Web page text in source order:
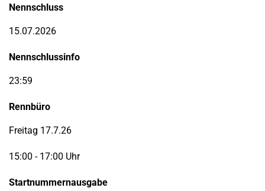
Nennschluss
15.07.2026
Nennschlussinfo
23:59
Rennbüro
Freitag 17.7.26
15:00 - 17:00 Uhr
Startnummernausgabe